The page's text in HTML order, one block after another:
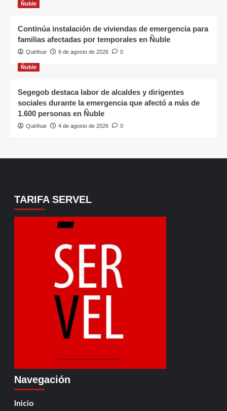
Ñuble
Continúa instalación de viviendas de emergencia para
familias afectadas por temporales en Ñuble
Quirihue 6 de agosto de 2026 0
Ñuble
Segegob destaca labor de alcaldes y dirigentes
sociales durante la emergencia que afectó a más de
1.600 personas en Ñuble
Quirihue 4 de agosto de 2026 0
TARIFA SERVEL
Navegación
Inicio